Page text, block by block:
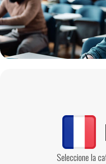
Seleccione la